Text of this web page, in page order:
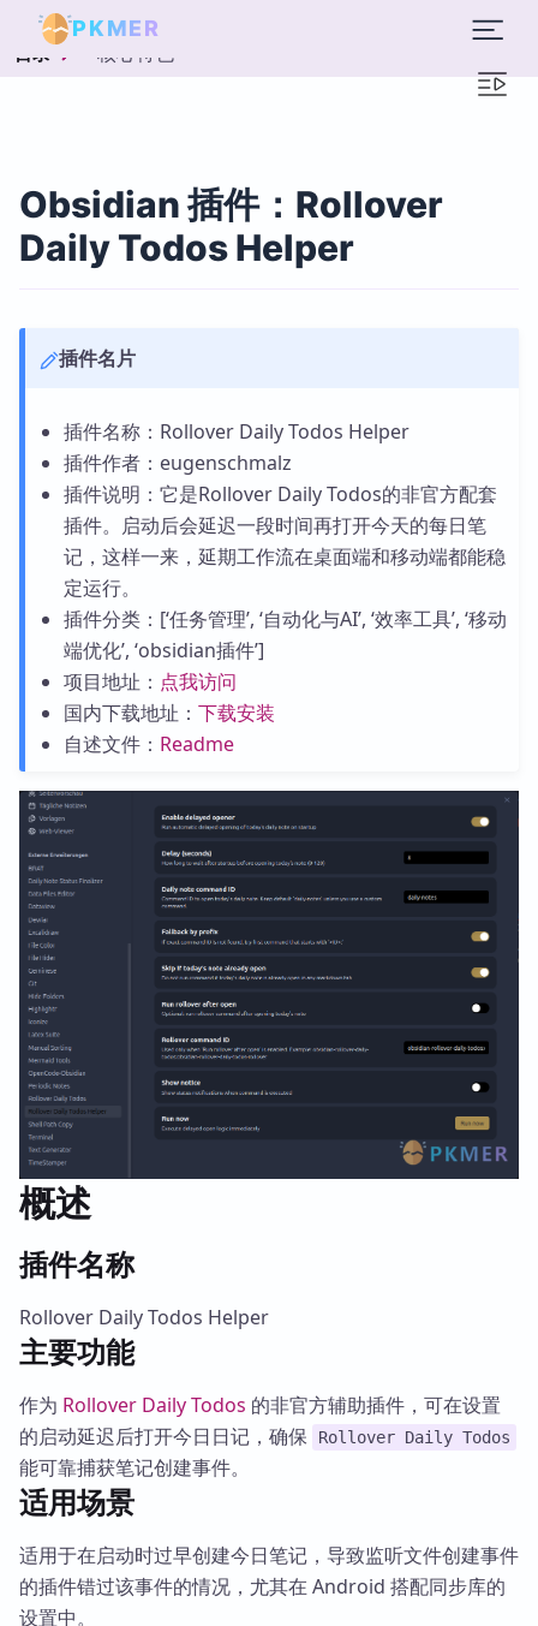
PKMER
目录 核心特色
Obsidian 插件：Rollover
Daily Todos Helper
插件名片
插件名称：Rollover Daily Todos Helper
插件作者：eugenschmalz
插件说明：它是Rollover Daily Todos的非官方配套
插件。启动后会延迟一段时间再打开今天的每日笔
记，这样一来，延期工作流在桌面端和移动端都能稳
定运行。
插件分类：[‘任务管理’, ‘自动化与AI’, ‘效率工具’, ‘移动
端优化’, ‘obsidian插件’]
项目地址： 点我访问
国内下载地址： 下载安装
自述文件： Readme
概述
插件名称
Rollover Daily Todos Helper
主要功能
作为 Rollover Daily Todos 的非官方辅助插件，可在设置
的启动延迟后打开今日日记，确保
Rollover Daily Todos
能可靠捕获笔记创建事件。
适用场景
适用于在启动时过早创建今日笔记，导致监听文件创建事件
的插件错过该事件的情况，尤其在 Android 搭配同步库的
设置中。